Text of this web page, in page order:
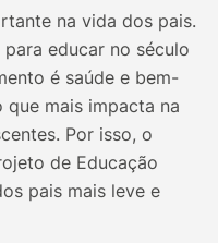
na vida dos pais.
educar no século
é saúde e bem-
que mais impacta na
Por isso, o
de Educação
pais mais leve e